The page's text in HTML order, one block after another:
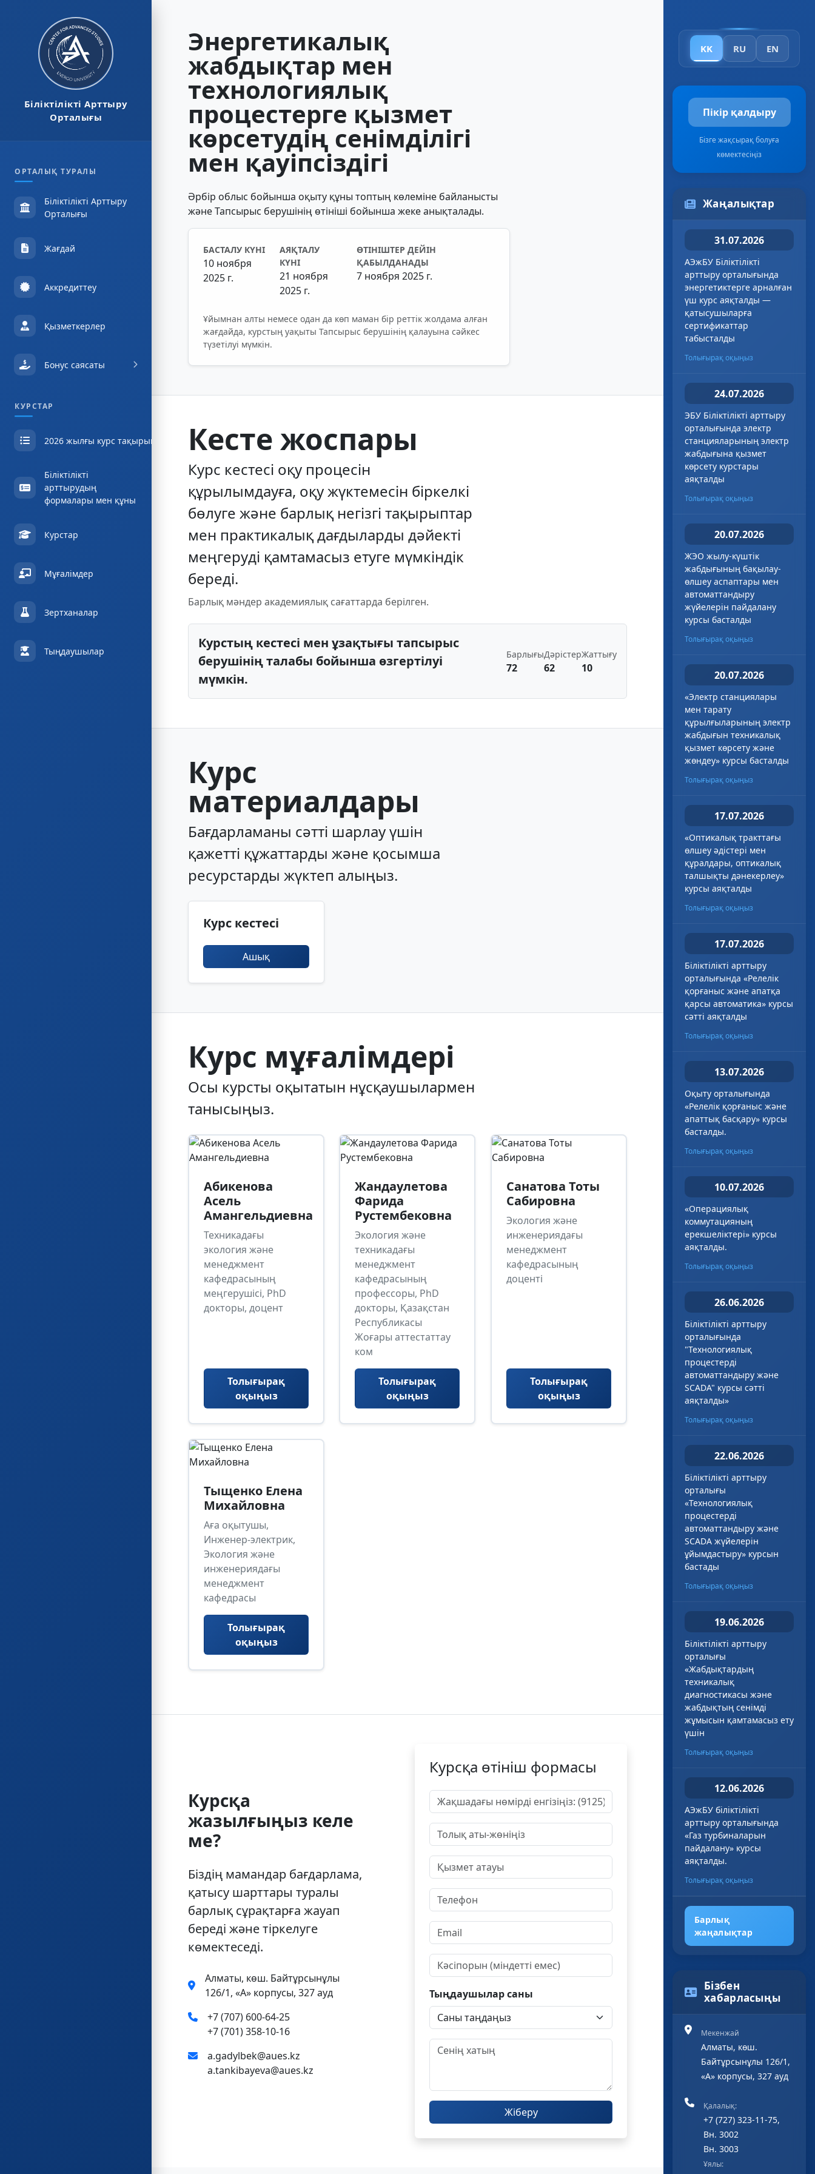
Біліктілікті Арттыру
Орталығы
ОРТАЛЫҚ ТУРАЛЫ
Біліктілікті Арттыру
Орталығы
Жағдай
Аккредиттеу
Қызметкерлер
Бонус саясаты
КУРСТАР
2026 жылғы курс тақырыптары
Біліктілікті
арттырудың
формалары мен құны
Курстар
Мұғалімдер
Зертханалар
Тыңдаушылар
Энергетикалық
жабдықтар мен
технологиялық
процестерге қызмет
көрсетудің сенімділігі
мен қауіпсіздігі
Әрбір облыс бойынша оқыту құны топтың көлеміне байланысты
және Тапсырыс берушінің өтініші бойынша жеке анықталады.
БАСТАЛУ КҮНІ
10 ноября
2025 г.
АЯҚТАЛУ
КҮНІ
21 ноября
2025 г.
ӨТІНІШТЕР ДЕЙІН
ҚАБЫЛДАНАДЫ
7 ноября 2025 г.
Ұйымнан алты немесе одан да көп маман бір реттік жолдама алған
жағдайда, курстың уақыты Тапсырыс берушінің қалауына сәйкес
түзетілуі мүмкін.
Кесте жоспары
Курс кестесі оқу процесін
құрылымдауға, оқу жүктемесін біркелкі
бөлуге және барлық негізгі тақырыптар
мен практикалық дағдыларды дәйекті
меңгеруді қамтамасыз етуге мүмкіндік
береді.
Барлық мәндер академиялық сағаттарда берілген.
Курстың кестесі мен ұзақтығы тапсырыс
берушінің талабы бойынша өзгертілуі
мүмкін.
Барлығы
72
Дәрістер
62
Жаттығу
10
Курс
материалдары
Бағдарламаны сәтті шарлау үшін
қажетті құжаттарды және қосымша
ресурстарды жүктеп алыңыз.
Курс кестесі
Ашық
Курс мұғалімдері
Осы курсты оқытатын нұсқаушылармен
танысыңыз.
Абикенова
Асель
Амангельдиевна
Техникадағы
экология және
менеджмент
кафедрасының
меңгерушісі, PhD
докторы, доцент
Толығырақ
оқыңыз
Жандаулетова
Фарида
Рустембековна
Экология және
техникадағы
менеджмент
кафедрасының
профессоры, PhD
докторы, Қазақстан
Республикасы
Жоғары аттестаттау
ком
Толығырақ
оқыңыз
Санатова Тоты
Сабировна
Экология және
инженериядағы
менеджмент
кафедрасының
доценті
Толығырақ
оқыңыз
Тыщенко Елена
Михайловна
Аға оқытушы,
Инженер-электрик,
Экология және
инженериядағы
менеджмент
кафедрасы
Толығырақ
оқыңыз
Курсқа
жазылғыңыз келе
ме?
Біздің мамандар бағдарлама,
қатысу шарттары туралы
барлық сұрақтарға жауап
береді және тіркелуге
көмектеседі.
Алматы, көш. Байтұрсынұлы
126/1, «А» корпусы, 327 ауд
+7 (707) 600-64-25
+7 (701) 358-10-16
a.gadylbek@aues.kz
a.tankibayeva@aues.kz
Курсқа өтініш формасы
Тыңдаушылар саны
Жіберу
KK RU EN
Пікір қалдыру
Бізге жақсырақ болуға
көмектесіңіз
Жаңалықтар
31.07.2026
АЭжБУ Біліктілікті
арттыру орталығында
энергетиктерге арналған
үш курс аяқталды —
қатысушыларға
сертификаттар
табысталды
Толығырақ оқыңыз
24.07.2026
ЭБУ Біліктілікті арттыру
орталығында электр
станцияларының электр
жабдығына қызмет
көрсету курстары
аяқталды
Толығырақ оқыңыз
20.07.2026
ЖЭО жылу-күштік
жабдығының бақылау-
өлшеу аспаптары мен
автоматтандыру
жүйелерін пайдалану
курсы басталды
Толығырақ оқыңыз
20.07.2026
«Электр станциялары
мен тарату
құрылғыларының электр
жабдығын техникалық
қызмет көрсету және
жөндеу» курсы басталды
Толығырақ оқыңыз
17.07.2026
«Оптикалық тракттағы
өлшеу әдістері мен
құралдары, оптикалық
талшықты дәнекерлеу»
курсы аяқталды
Толығырақ оқыңыз
17.07.2026
Біліктілікті арттыру
орталығында «Релелік
қорғаныс және апатқа
қарсы автоматика» курсы
сәтті аяқталды
Толығырақ оқыңыз
13.07.2026
Оқыту орталығында
«Релелік қорғаныс және
апаттық басқару» курсы
басталды.
Толығырақ оқыңыз
10.07.2026
«Операциялық
коммутацияның
ерекшеліктері» курсы
аяқталды.
Толығырақ оқыңыз
26.06.2026
Біліктілікті арттыру
орталығында
"Технологиялық
процестерді
автоматтандыру және
SCADA" курсы сәтті
аяқталды»
Толығырақ оқыңыз
22.06.2026
Біліктілікті арттыру
орталығы
«Технологиялық
процестерді
автоматтандыру және
SCADA жүйелерін
ұйымдастыру» курсын
бастады
Толығырақ оқыңыз
19.06.2026
Біліктілікті арттыру
орталығы
«Жабдықтардың
техникалық
диагностикасы және
жабдықтың сенімді
жұмысын қамтамасыз ету
үшін
Толығырақ оқыңыз
12.06.2026
АЭжБУ біліктілікті
арттыру орталығында
«Газ турбиналарын
пайдалану» курсы
аяқталды.
Толығырақ оқыңыз
Барлық
жаңалықтар
Бізбен
хабарласыңы
Мекенжай
Алматы, көш.
Байтұрсынұлы 126/1,
«А» корпусы, 327 ауд
Қалалық:
+7 (727) 323-11-75,
Вн. 3002
Вн. 3003
Ұялы: